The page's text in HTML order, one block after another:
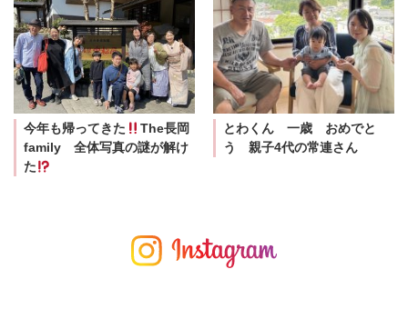
今年も帰ってきた
The長岡
family 全体写真の謎が解け
た
とわくん 一歳 おめでと
う 親子4代の常連さん